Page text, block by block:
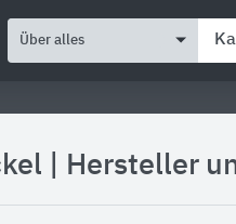
Über alles
Hersteller